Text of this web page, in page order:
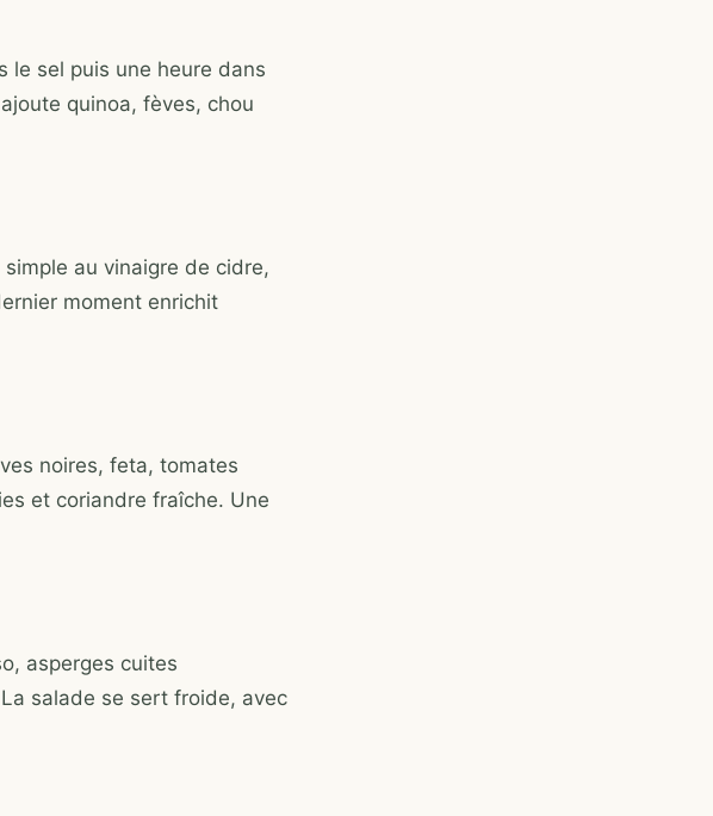
le sel puis une heure dans
quinoa, fèves, chou
au vinaigre de cidre,
moment enrichit
noires, feta, tomates
et coriandre fraîche. Une
asperges cuites
salade se sert froide, avec